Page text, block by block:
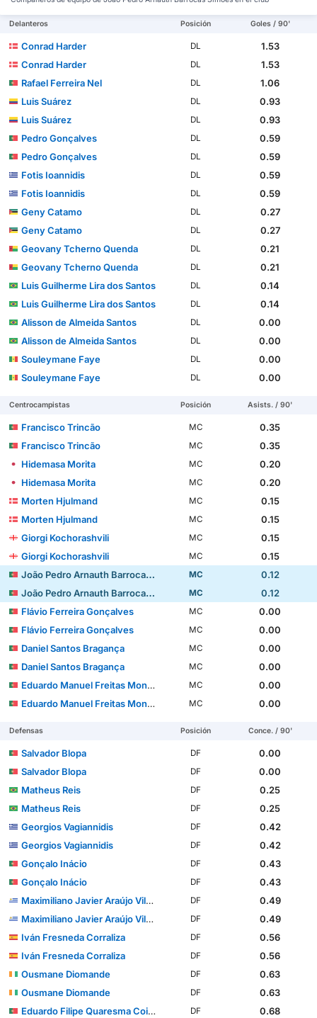
Delanteros Posición Goles / 90'
Conrad Harder DL
1.53
Conrad Harder
DL
1.53
Rafael Ferreira Nel
DL
1.06
Luis Suárez
DL
0.93
Luis Suárez
DL
0.93
Pedro Gonçalves
DL
0.59
Pedro Gonçalves
DL
0.59
Fotis Ioannidis
DL
0.59
Fotis Ioannidis
DL
0.59
Geny Catamo
DL
0.27
Geny Catamo
DL
0.27
Geovany Tcherno Quenda
DL
0.21
Geovany Tcherno Quenda
DL
0.21
Luis Guilherme Lira dos Santos
DL
0.14
Luis Guilherme Lira dos Santos
DL
0.14
Alisson de Almeida Santos
DL
0.00
Alisson de Almeida Santos
DL
0.00
Souleymane Faye
DL
0.00
Souleymane Faye
DL 0.00
Centrocampistas Posición Asists. / 90'
Francisco Trincão MC
0.35
Francisco Trincão
MC
0.35
Hidemasa Morita
MC
0.20
Hidemasa Morita
MC
0.20
Morten Hjulmand
MC
0.15
Morten Hjulmand
MC
0.15
Giorgi Kochorashvili
MC
0.15
Giorgi Kochorashvili
MC
0.15
João Pedro Arnauth Barrocas Simões
MC
0.12
João Pedro Arnauth Barrocas Simões
MC
0.12
Flávio Ferreira Gonçalves
MC
0.00
Flávio Ferreira Gonçalves
MC
0.00
Daniel Santos Bragança
MC
0.00
Daniel Santos Bragança
MC
0.00
Eduardo Manuel Freitas Monteiro Ferreira Felicíssimo
MC
0.00
Eduardo Manuel Freitas Monteiro Ferreira Felicíssimo
MC 0.00
Defensas Posición Conce. / 90'
Salvador Blopa DF
0.00
Salvador Blopa
DF
0.00
Matheus Reis
DF
0.25
Matheus Reis
DF
0.25
Georgios Vagiannidis
DF
0.42
Georgios Vagiannidis
DF
0.42
Gonçalo Inácio
DF
0.43
Gonçalo Inácio
DF
0.43
Maximiliano Javier Araújo Vilches
DF
0.49
Maximiliano Javier Araújo Vilches
DF
0.49
Iván Fresneda Corraliza
DF
0.56
Iván Fresneda Corraliza
DF
0.56
Ousmane Diomande
DF
0.63
Ousmane Diomande
DF
0.63
Eduardo Filipe Quaresma Coimbra Simões
DF
0.68